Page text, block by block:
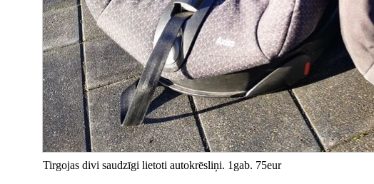
Tirgojas divi saudzīgi lietoti autokrēsliņi. 1gab. 75eur